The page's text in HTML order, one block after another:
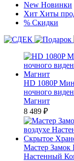
New Новинки
Хит Хиты
% Скидки
HD 1080P
ночного
Магнит
8 489 ₽
Мастер Замок
Настенный